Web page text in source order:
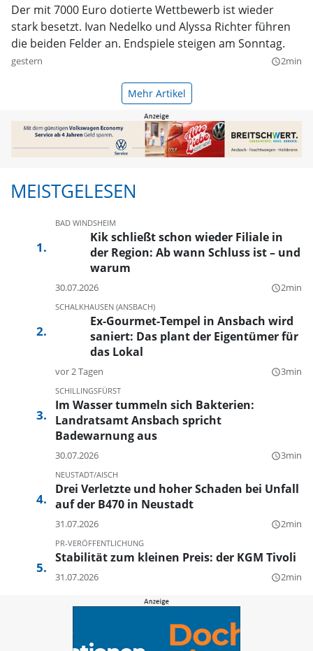
Der mit 7000 Euro dotierte Wettbewerb ist wieder
stark besetzt. Ivan Nedelko und Alyssa Richter führen
die beiden Felder an. Endspiele steigen am Sonntag.
gestern query_builder2min
Mehr Artikel
MEISTGELESEN
BAD WINDSHEIM
Kik schließt schon wieder Filiale in
der Region: Ab wann Schluss ist – und
warum
30.07.2026 query_builder2min
SCHALKHAUSEN (ANSBACH)
Ex-Gourmet-Tempel in Ansbach wird
saniert: Das plant der Eigentümer für
das Lokal
vor 2 Tagen query_builder3min
SCHILLINGSFÜRST
Im Wasser tummeln sich Bakterien:
Landratsamt Ansbach spricht
Badewarnung aus
30.07.2026 query_builder3min
NEUSTADT/AISCH
Drei Verletzte und hoher Schaden bei Unfall
auf der B470 in Neustadt
31.07.2026 query_builder2min
PR-VERÖFFENTLICHUNG
Stabilität zum kleinen Preis: der KGM Tivoli
31.07.2026 query_builder2min